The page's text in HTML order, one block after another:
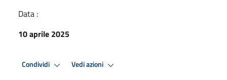
Data :
10 aprile 2025
Condividi Vedi azioni